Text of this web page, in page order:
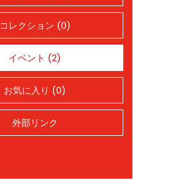
コレクション (0)
イベント (2)
お気に入り (0)
外部リンク